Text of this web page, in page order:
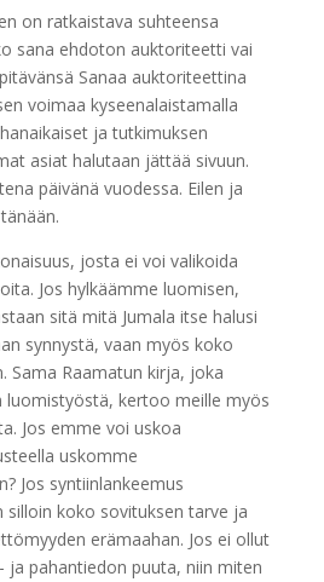
on ratkaistava suhteensa
sana ehdoton auktoriteetti vai
Sanaa auktoriteettina
voimaa kyseenalaistamalla
ja tutkimuksen
asiat halutaan jättää sivuun.
päivänä vuodessa. Eilen ja
josta ei voi valikoida
Jos hylkäämme luomisen,
sitä mitä Jumala itse halusi
synnystä, vaan myös koko
Sama Raamatun kirja, joka
luomistyöstä, kertoo meille myös
Jos emme voi uskoa
uskomme
Jos syntiinlankeemus
koko sovituksen tarve ja
erämaahan. Jos ei ollut
ja pahantiedon puuta, niin miten